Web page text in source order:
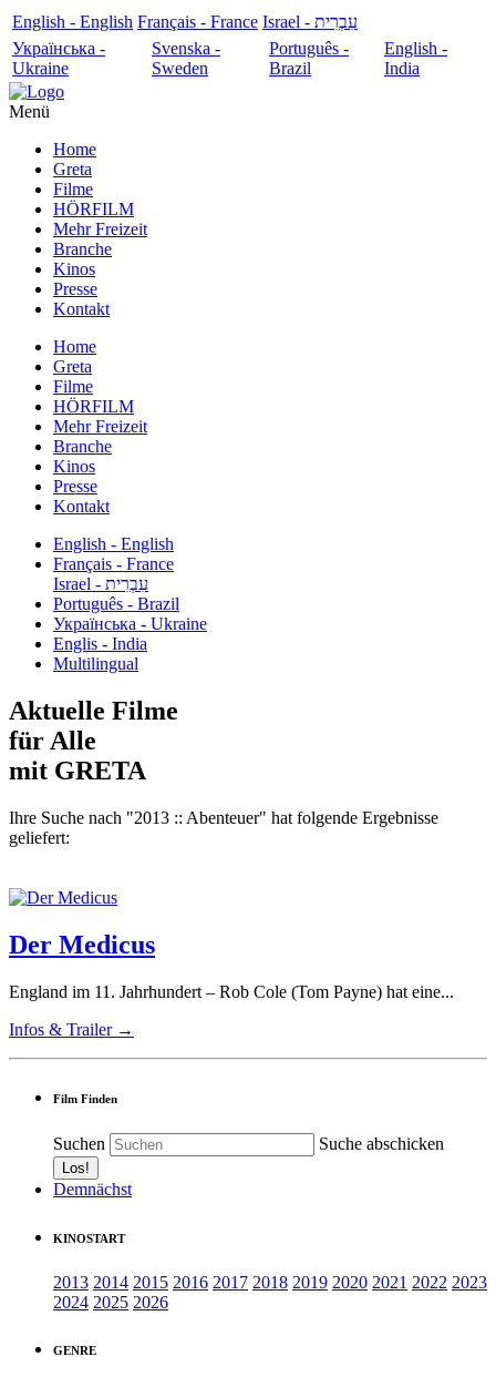
English - English Français - France
עִבְרִית - Israel
Українська -
Ukraine
Svenska -
Sweden
Português -
Brazil
English -
India
Menü
Home
Greta
Filme
HÖRFILM
Mehr Freizeit
Branche
Kinos
Presse
Kontakt
Home
Greta
Filme
HÖRFILM
Mehr Freizeit
Branche
Kinos
Presse
Kontakt
English - English
Français - France
עִבְרִית - Israel
Português - Brazil
Українська - Ukraine
Englis - India
Multilingual
Aktuelle Filme
für Alle
mit GRETA
Ihre Suche nach "2013 :: Abenteuer" hat folgende Ergebnisse
geliefert:
Der Medicus
England im 11. Jahrhundert – Rob Cole (Tom Payne) hat eine...
Infos & Trailer →
Film Finden
Suchen Suche abschicken
Demnächst
KINOSTART
2013 2014 2015 2016 2017 2018 2019 2020 2021 2022 2023
2024 2025 2026
GENRE